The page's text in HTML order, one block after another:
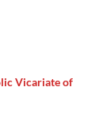
Vicariate of